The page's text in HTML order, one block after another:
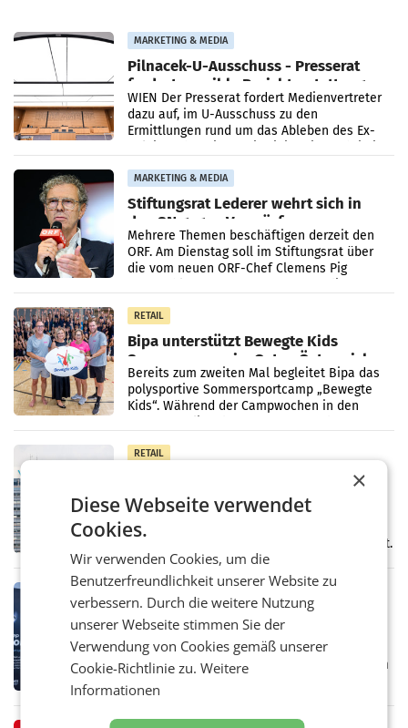
MARKETING & MEDIA
Pilnacek-U-Ausschuss - Presserat
fordert sensible Berichterstattung
WIEN Der Presserat fordert Medienvertreter
dazu auf, im U-Ausschuss zu den
Ermittlungen rund um das Ableben des Ex-
MARKETING & MEDIA
Stiftungsrat Lederer wehrt sich in
den SN gegen Vorwürfe
Mehrere Themen beschäftigen derzeit den
ORF. Am Dienstag soll im Stiftungsrat über
die vom neuen ORF-Chef Clemens Pig
RETAIL
Bipa unterstützt Bewegte Kids
Sommercamps im Osten Österreichs
Bereits zum zweiten Mal begleitet Bipa das
polysportive Sommersportcamp „Bewegte
Kids“. Während der Campwochen in den
RETAIL
erstes Quartal und steigert EBITDA
Der voestalpine-Konzern hat im 1. Quartal
des Geschäftsjahres 2026/27 (1. April bis 30.
Juni 2026) ein solides Ergebnis erwirtschaftet.
Der Umsatz stieg im Vergleich zur
Vorjahresperiode
Kühl-Spray: SN Sports bringt „Keep
Cool“ auf den Markt
Die SN Sports GmbH bringt gemeinsam mit
der Firma Feygenblatt FloGu OG einen neuen
Markt. Das Produkt namens „Keep Cool“ ist zu
×
Diese Webseite verwendet
Cookies.
Wir verwenden Cookies, um die
Benutzerfreundlichkeit unserer Website zu
verbessern. Durch die weitere Nutzung
unserer Webseite stimmen Sie der
Verwendung von Cookies gemäß unserer
Cookie-Richtlinie zu.Weitere
Informationen